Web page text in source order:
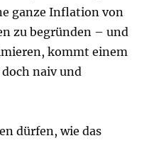
ganze Inflation von
zu begründen – und
kommt einem
naiv und
dürfen, wie das